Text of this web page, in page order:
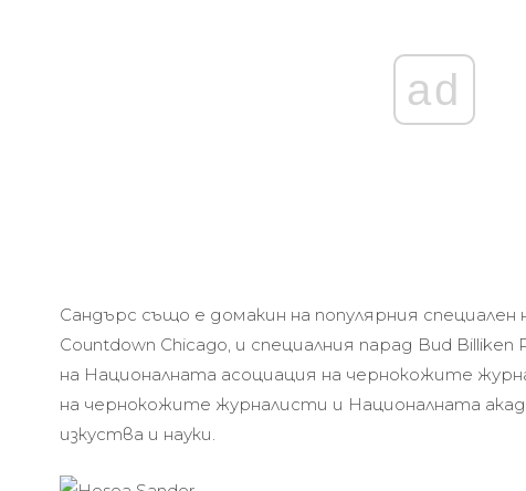
ad
Сандърс също е домакин на популярния специален
Countdown Chicago, и специалния парад Bud Billiken
на Националната асоциация на чернокожите
на чернокожите журналисти и Националната
изкуства и науки.